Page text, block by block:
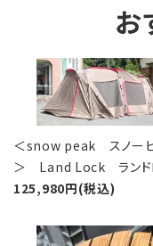
お
＜snow peak スノー
＞ Land Lock ランド
125,980円(税込)